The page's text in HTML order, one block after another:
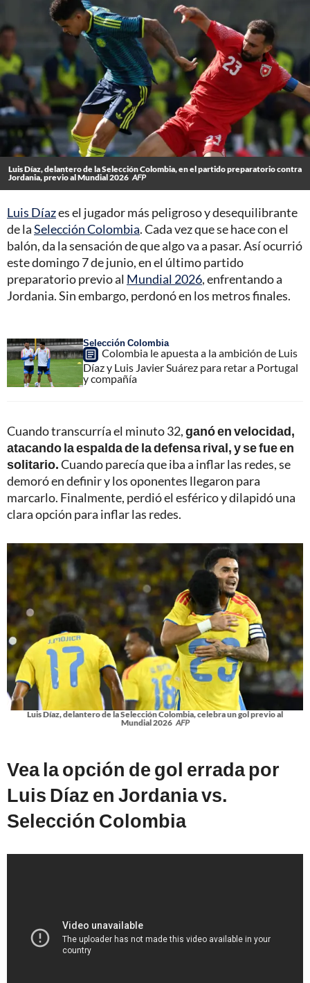
Luis Díaz, delantero de la Selección Colombia, en el partido preparatorio contra
Jordania, previo al Mundial 2026 AFP
Luis Díazes el jugador más peligroso y desequilibrante
de laSelección Colombia. Cada vez que se hace con el
balón, da la sensación de que algo va a pasar. Así ocurrió
este domingo 7 de junio, en el último partido
preparatorio previo al Mundial 2026, enfrentando a
Jordania. Sin embargo, perdonó en los metros finales.
Selección Colombia
Colombia le apuesta a la ambición de Luis
Díaz y Luis Javier Suárez para retar a Portugal
y compañía
Cuando transcurría el minuto 32,ganó en velocidad,
atacando la espalda de la defensa rival, y se fue en
solitario.Cuando parecía que iba a inflar las redes, se
demoró en definir y los oponentes llegaron para
marcarlo. Finalmente, perdió el esférico y dilapidó una
clara opción para inflar las redes.
Luis Díaz, delantero de la Selección Colombia, celebra un gol previo al
Mundial 2026 AFP
Vea la opción de gol errada por
Luis Díaz en Jordania vs.
Selección Colombia